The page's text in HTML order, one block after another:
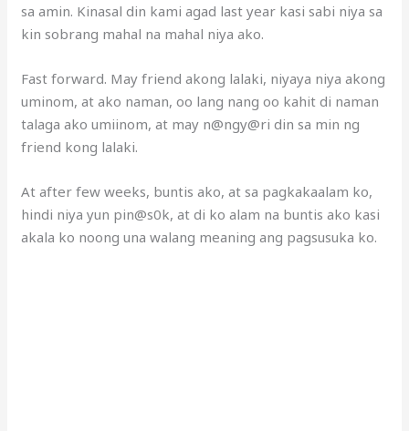
sa amin. Kinasal din kami agad last year kasi sabi niya sa
kin sobrang mahal na mahal niya ako.
Fast forward. May friend akong lalaki, niyaya niya akong
uminom, at ako naman, oo lang nang oo kahit di naman
talaga ako umiinom, at may n@ngy@ri din sa min ng
friend kong lalaki.
At after few weeks, buntis ako, at sa pagkakaalam ko,
hindi niya yun pin@s0k, at di ko alam na buntis ako kasi
akala ko noong una walang meaning ang pagsusuka ko.